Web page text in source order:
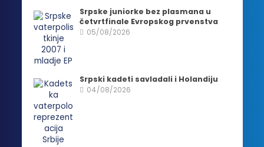
Srpske juniorke bez plasmana u
četvrtfinale Evropskog prvenstva
05/08/2026
Srpski kadeti savladali i Holandiju
04/08/2026